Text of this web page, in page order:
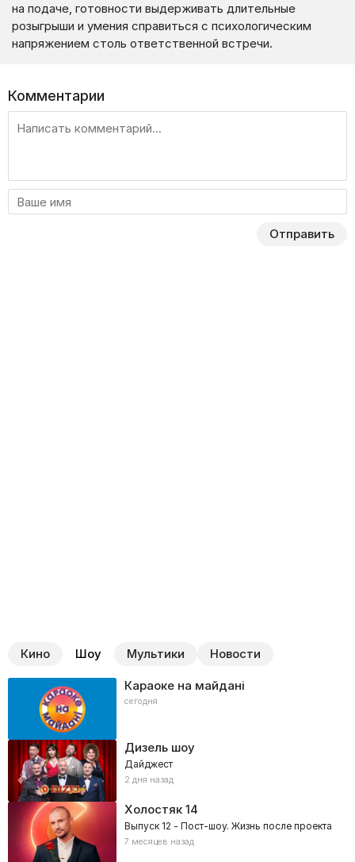
на подаче, готовности выдерживать длительные
розыгрыши и умения справиться с психологическим
напряжением столь ответственной встречи.
Комментарии
Отправить
Кино Шоу Мультики Новости
Караоке на майдані
сегодня
Дизель шоу
Дайджест
2 дня назад
Холостяк14
Выпуск 12 - Пост-шоу. Жизнь после проекта
7 месяцев назад